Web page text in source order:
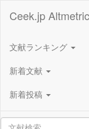
Ceek.jp
文献ランキング
新着文献
新着投稿